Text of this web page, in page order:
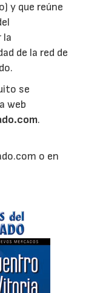
y que reúne
la
de la red de
se
web
.
o en